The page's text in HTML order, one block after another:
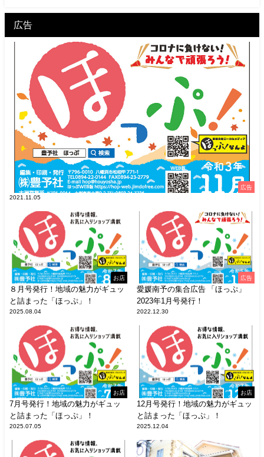
広告
広告
2021.11.05
お店
８月号発行！地域の魅力がギュッ
と詰まった「ほっぷ」！
2025.08.04
広告
愛媛南予の集合広告 「ほっぷ」
2023年1月号発行！
2022.12.30
お店
7月号発行！地域の魅力がギュッ
と詰まった「ほっぷ」！
2025.07.05
お店
12月号発行！地域の魅力がギュッ
と詰まった「ほっぷ」！
2025.12.04